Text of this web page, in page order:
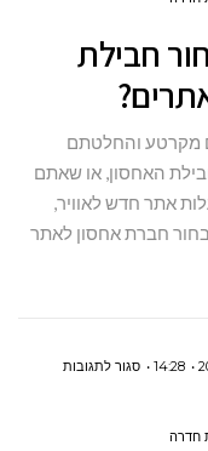
חבילת
מקרטע והחלטתם
האחסון, או שאתם
אתר חדש לאוויר,
חברת אחסון לאתר
14:28 סגור לתגובותעל
חדרה